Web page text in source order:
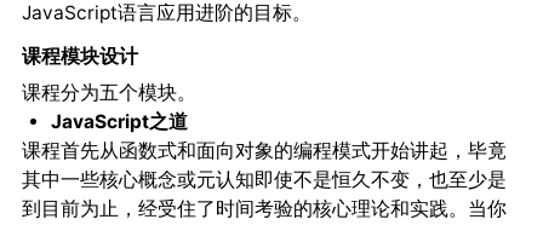
JavaScript语言应用进阶的目标。
课程模块设计
课程分为五个模块。
JavaScript之道
课程首先从函数式和面向对象的编程模式开始讲起，毕竟
其中一些核心概念或元认知即使不是恒久不变，也至少是
到目前为止，经受住了时间考验的核心理论和实践。当你